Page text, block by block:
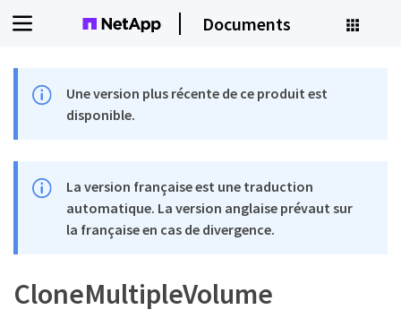
Documents
Une version plus récente de ce produit est
disponible.
La version française est une traduction
automatique. La version anglaise prévaut sur
la française en cas de divergence.
CloneMultipleVolume